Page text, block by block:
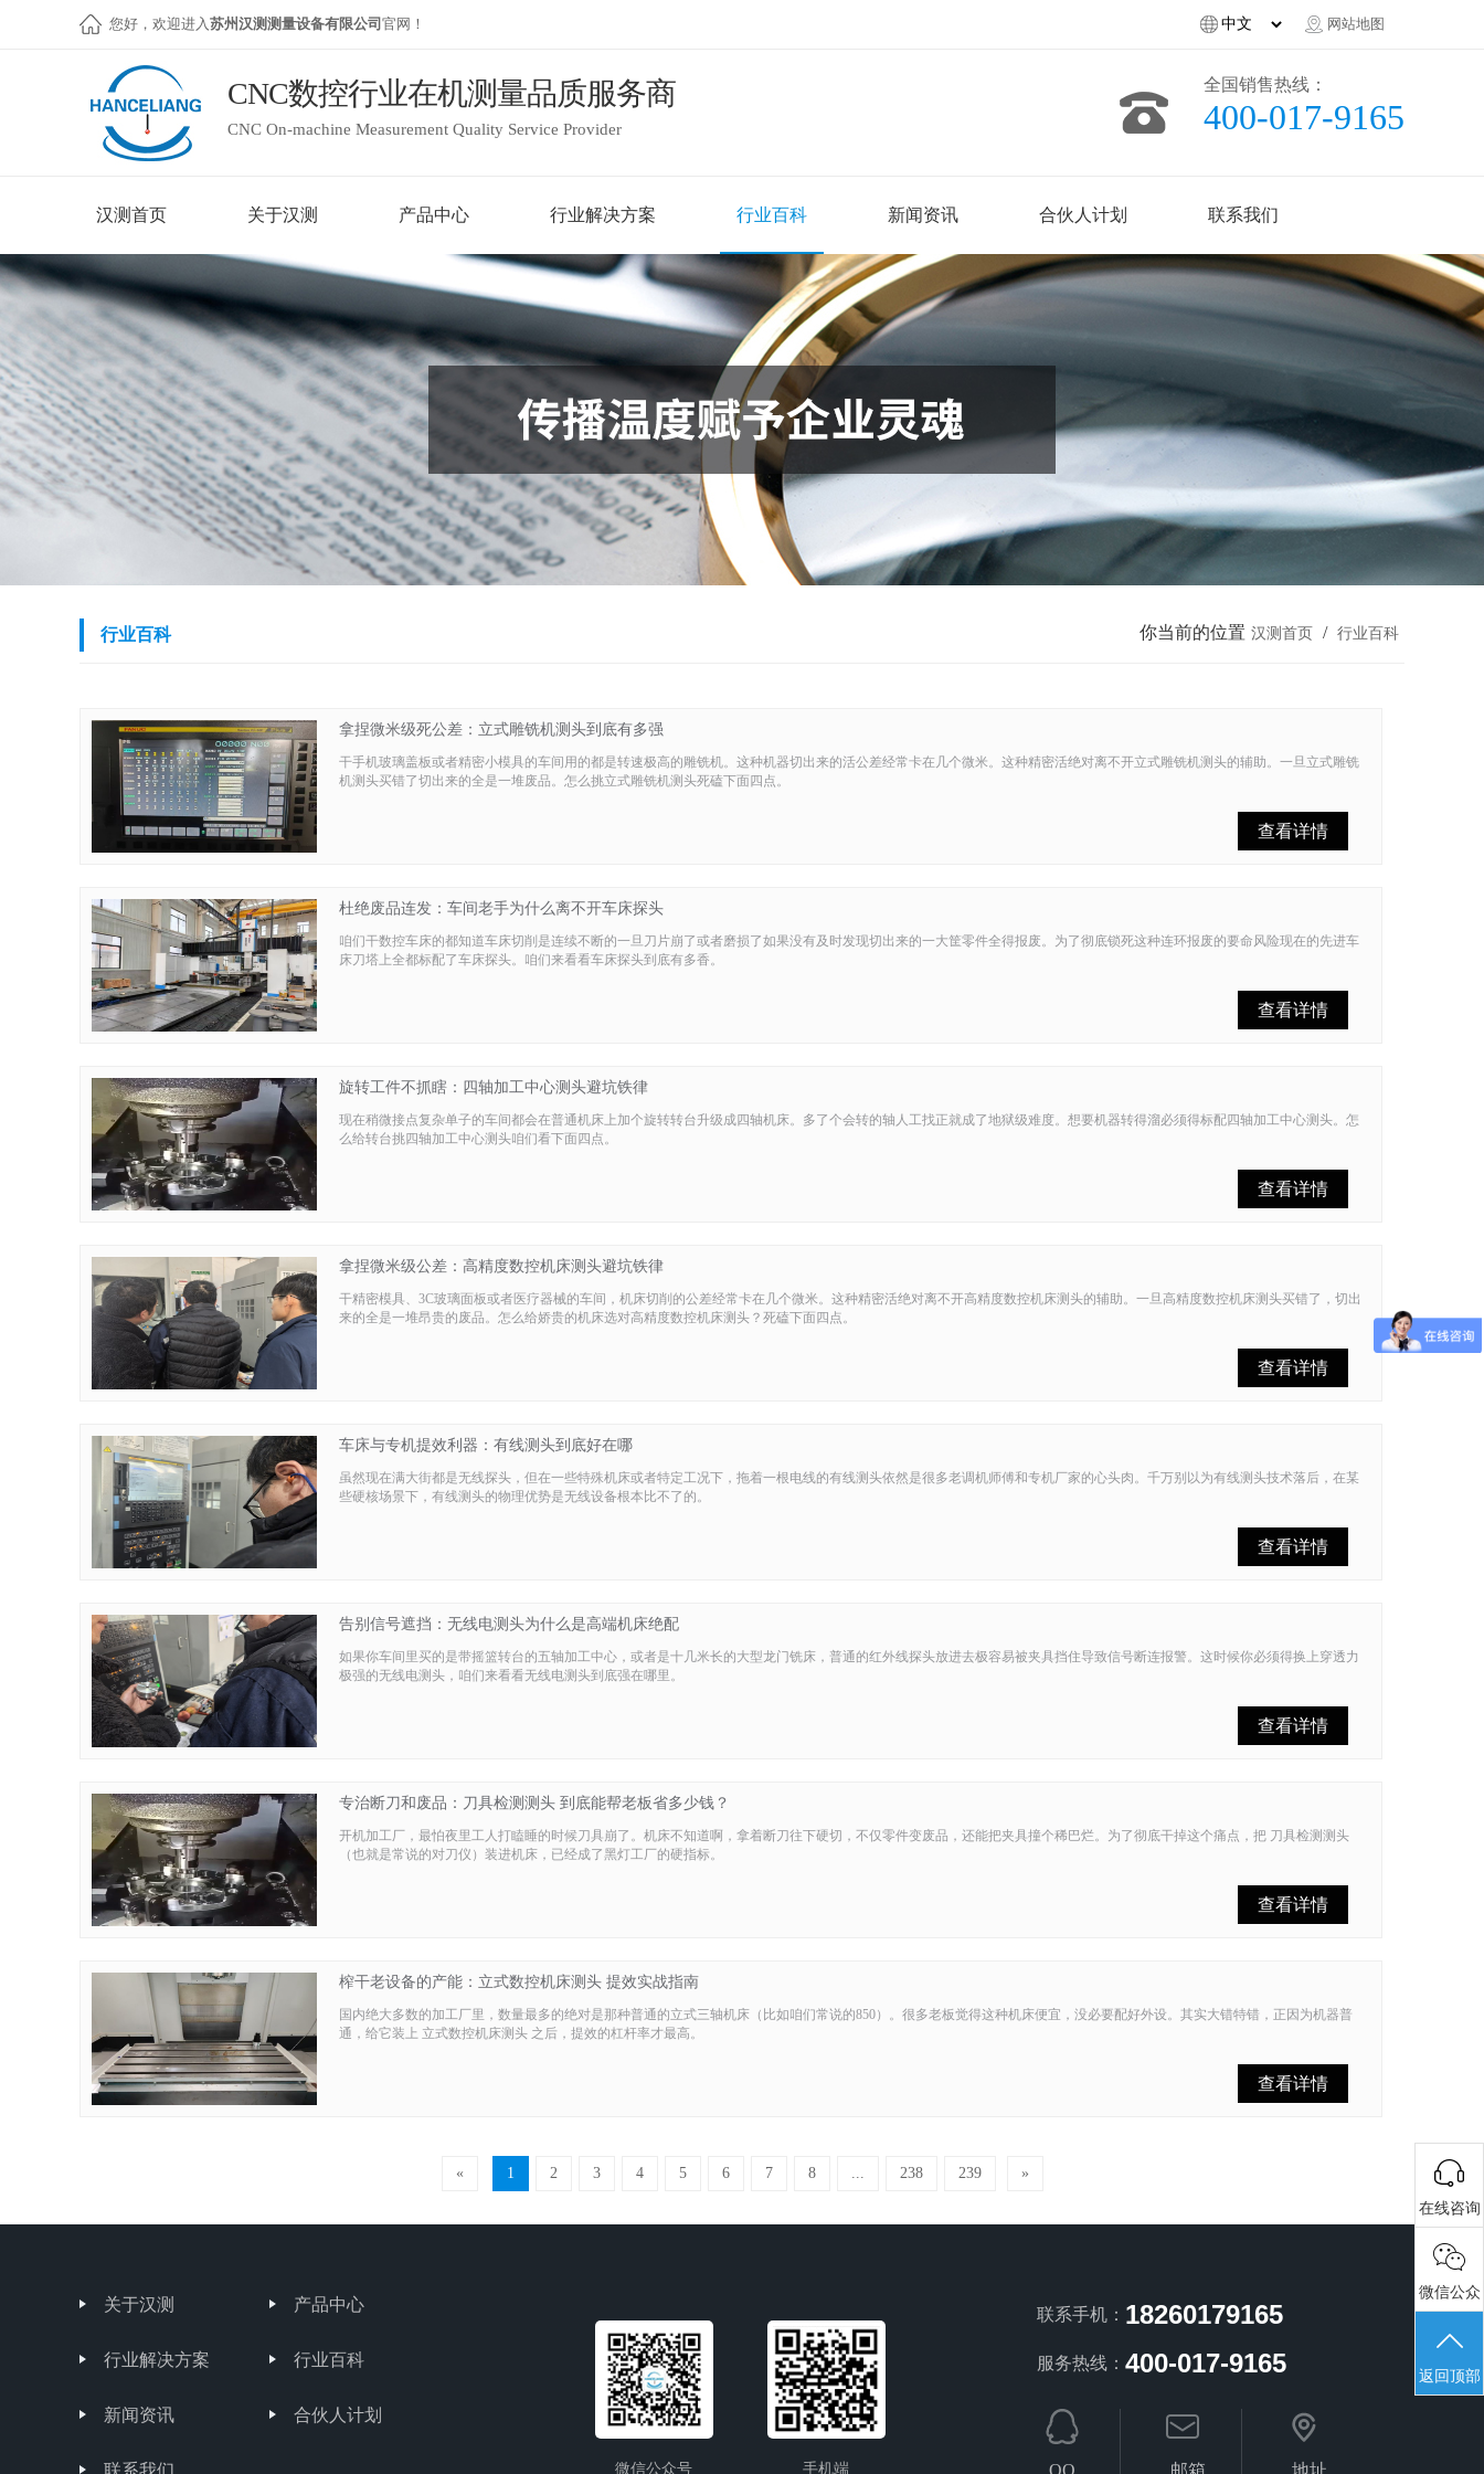
网站地图
您好，欢迎进入苏州汉测测量设备有限公司 官网！
CNC数控行业在机测量品质服务商
CNC On-machine Measurement Quality Service Provider
全国销售热线：
400-017-9165
汉测首页 关于汉测 产品中心 行业解决方案 行业百科 新闻资讯 合伙人计划 联系我们
行业百科 你当前的位置 汉测首页 / 行业百科
拿捏微米级死公差：立式雕铣机测头到底有多强
干手机玻璃盖板或者精密小模具的车间用的都是转速极高的雕铣机。这种机器切出来的活公差经常卡在几个微米。这种精密活绝对离不开立式雕铣机测头的辅助。一旦立式雕铣
机测头买错了切出来的全是一堆废品。怎么挑立式雕铣机测头死磕下面四点。
查看详情
杜绝废品连发：车间老手为什么离不开车床探头
咱们干数控车床的都知道车床切削是连续不断的一旦刀片崩了或者磨损了如果没有及时发现切出来的一大筐零件全得报废。为了彻底锁死这种连环报废的要命风险现在的先进车
床刀塔上全都标配了车床探头。咱们来看看车床探头到底有多香。
查看详情
旋转工件不抓瞎：四轴加工中心测头避坑铁律
现在稍微接点复杂单子的车间都会在普通机床上加个旋转转台升级成四轴机床。多了个会转的轴人工找正就成了地狱级难度。想要机器转得溜必须得标配四轴加工中心测头。怎
么给转台挑四轴加工中心测头咱们看下面四点。
查看详情
拿捏微米级公差：高精度数控机床测头避坑铁律
干精密模具、3C玻璃面板或者医疗器械的车间，机床切削的公差经常卡在几个微米。这种精密活绝对离不开高精度数控机床测头的辅助。一旦高精度数控机床测头买错了，切出
来的全是一堆昂贵的废品。怎么给娇贵的机床选对高精度数控机床测头？死磕下面四点。
查看详情
车床与专机提效利器：有线测头到底好在哪
虽然现在满大街都是无线探头，但在一些特殊机床或者特定工况下，拖着一根电线的有线测头依然是很多老调机师傅和专机厂家的心头肉。千万别以为有线测头技术落后，在某
些硬核场景下，有线测头的物理优势是无线设备根本比不了的。
查看详情
告别信号遮挡：无线电测头为什么是高端机床绝配
如果你车间里买的是带摇篮转台的五轴加工中心，或者是十几米长的大型龙门铣床，普通的红外线探头放进去极容易被夹具挡住导致信号断连报警。这时候你必须得换上穿透力
极强的无线电测头，咱们来看看无线电测头到底强在哪里。
查看详情
专治断刀和废品：刀具检测测头 到底能帮老板省多少钱？
开机加工厂，最怕夜里工人打瞌睡的时候刀具崩了。机床不知道啊，拿着断刀往下硬切，不仅零件变废品，还能把夹具撞个稀巴烂。为了彻底干掉这个痛点，把 刀具检测测头
（也就是常说的对刀仪）装进机床，已经成了黑灯工厂的硬指标。
查看详情
榨干老设备的产能：立式数控机床测头 提效实战指南
国内绝大多数的加工厂里，数量最多的绝对是那种普通的立式三轴机床（比如咱们常说的850）。很多老板觉得这种机床便宜，没必要配好外设。其实大错特错，正因为机器普
通，给它装上 立式数控机床测头 之后，提效的杠杆率才最高。
查看详情
« 1 2 3 4 5 6 7 8 ... 238 239 »
联系手机： 18260179165
服务热线： 400-017-9165
QQ 邮箱 地址
关于汉测 产品中心
行业解决方案 行业百科
新闻资讯 合伙人计划
联系我们 微信公众号 手机端
在线咨询
微信公众
号
返回顶部